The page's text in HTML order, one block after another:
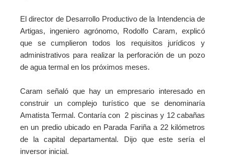
El director de Desarrollo Productivo de la Intendencia de
Artigas, ingeniero agrónomo, Rodolfo Caram, explicó
que se cumplieron todos los requisitos jurídicos y
administrativos para realizar la perforación de un pozo
de agua termal en los próximos meses.
Caram señaló que hay un empresario interesado en
construir un complejo turístico que se denominaría
Amatista Termal. Contaría con 2 piscinas y 12 cabañas
en un predio ubicado en Parada Fariña a 22 kilómetros
de la capital departamental. Dijo que este sería el
inversor inicial.